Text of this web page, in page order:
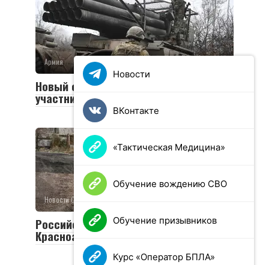
Армия
Новый социальный контракт для
участников СВО
Новости СВО
Российская армия освободила
Красноармейск и Волчанск
Новости
ВКонтакте
«Тактическая Медицина»
Обучение вождению СВО
Обучение призывников
Курс «Оператор БПЛА»